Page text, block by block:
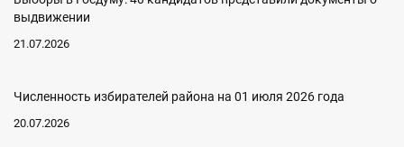
выдвижении
21.07.2026
Численность избирателей района на 01 июля 2026 года
20.07.2026